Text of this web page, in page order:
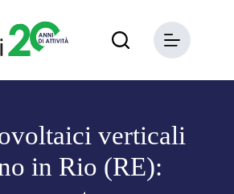
verticali
in Rio (RE):